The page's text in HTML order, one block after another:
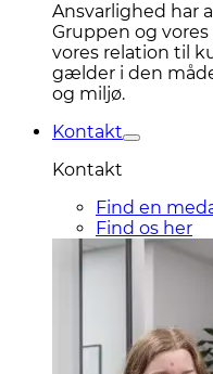
Ansvarlighed har
Gruppen og
vores relation til
gælder i den
og miljø.
Kontakt
Kontakt
Find en
Find os her